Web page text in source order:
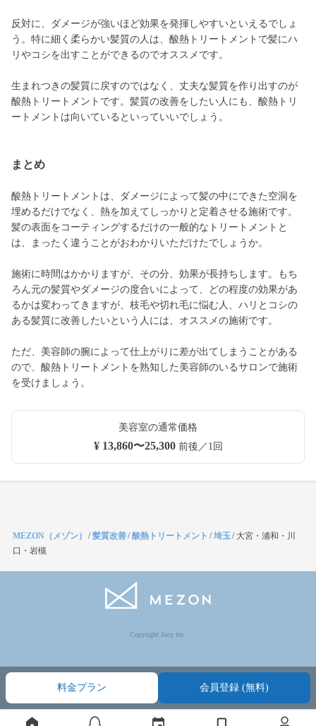
反対に、ダメージが強いほど効果を発揮しやすいといえるでしょ
う。特に細く柔らかい髪質の人は、酸熱トリートメントで髪にハ
リやコシを出すことができるのでオススメです。
生まれつきの髪質に戻すのではなく、丈夫な髪質を作り出すのが
酸熱トリートメントです。髪質の改善をしたい人にも、酸熱トリ
ートメントは向いているといっていいでしょう。
まとめ
酸熱トリートメントは、ダメージによって髪の中にできた空洞を
埋めるだけでなく、熱を加えてしっかりと定着させる施術です。
髪の表面をコーティングするだけの一般的なトリートメントと
は、まったく違うことがおわかりいただけたでしょうか。
施術に時間はかかりますが、その分、効果が長持ちします。もち
ろん元の髪質やダメージの度合いによって、どの程度の効果があ
るかは変わってきますが、枝毛や切れ毛に悩む人、ハリとコシの
ある髪質に改善したいという人には、オススメの施術です。
ただ、美容師の腕によって仕上がりに差が出てしまうことがある
ので、酸熱トリートメントを熟知した美容師のいるサロンで施術
を受けましょう。
美容室の通常価格
¥ 13,860〜25,300前後／1回
料金プラン 会員登録 (無料)
MEZON（メゾン） /髪質改善/酸熱トリートメント /埼玉 / 大宮・浦和・川
口・岩槻
Copyright Jocy inc.